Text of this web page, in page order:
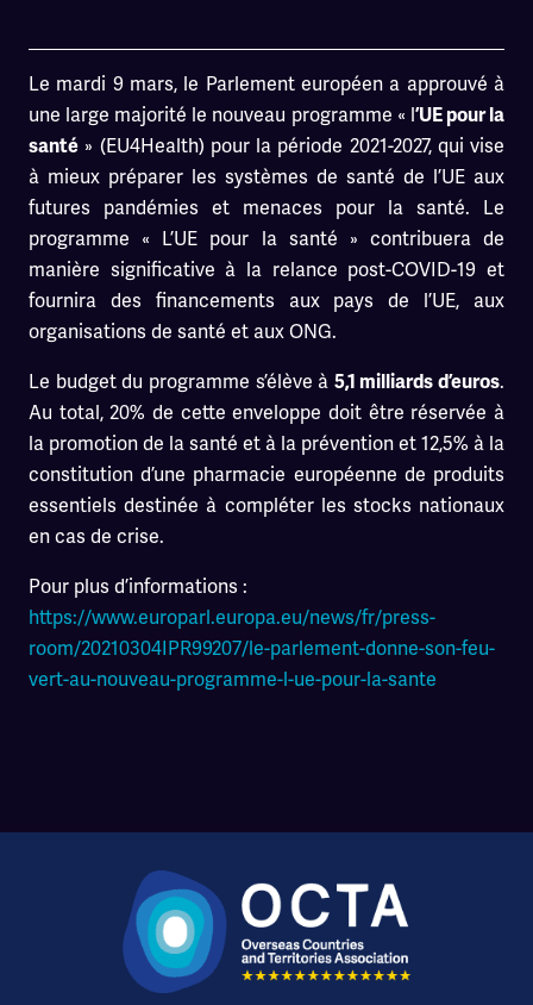
Le mardi 9 mars, le Parlement européen a approuvé à
une large majorité le nouveau programme « l’UE pour la
santé » (EU4Health) pour la période 2021-2027, qui vise
à mieux préparer les systèmes de santé de l’UE aux
futures pandémies et menaces pour la santé. Le
programme « L’UE pour la santé » contribuera de
manière significative à la relance post-COVID-19 et
fournira des financements aux pays de l’UE, aux
organisations de santé et aux ONG.
Le budget du programme s’élève à 5,1 milliards d’euros.
Au total, 20% de cette enveloppe doit être réservée à
la promotion de la santé et à la prévention et 12,5% à la
constitution d’une pharmacie européenne de produits
essentiels destinée à compléter les stocks nationaux
en cas de crise.
Pour plus d’informations :
https://www.europarl.europa.eu/news/fr/press-
room/20210304IPR99207/le-parlement-donne-son-feu-
vert-au-nouveau-programme-l-ue-pour-la-sante